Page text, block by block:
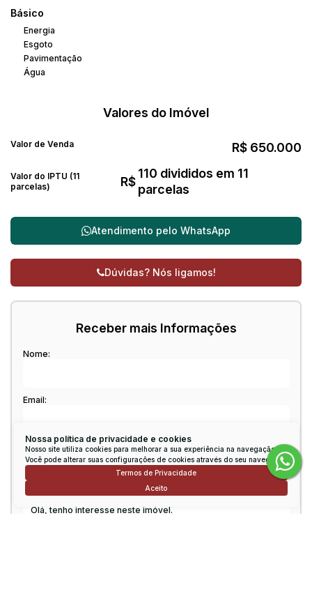
Nossa política de privacidade e cookies
Nosso site utiliza cookies para melhorar a sua experiência na navegação.
Você pode alterar suas configurações de cookies através do seu navegador.
Termos de Privacidade
Aceito
Básico
Energia
Esgoto
Pavimentação
Água
Valores do Imóvel
R$ 650.000
Valor de Venda
Valor do IPTU (11
parcelas)
R$
110 divididos em 11
parcelas
Atendimento pelo WhatsApp
Dúvidas? Nós ligamos!
Receber mais Informações
Nome:
Email:
Telefone:
Mensagem: